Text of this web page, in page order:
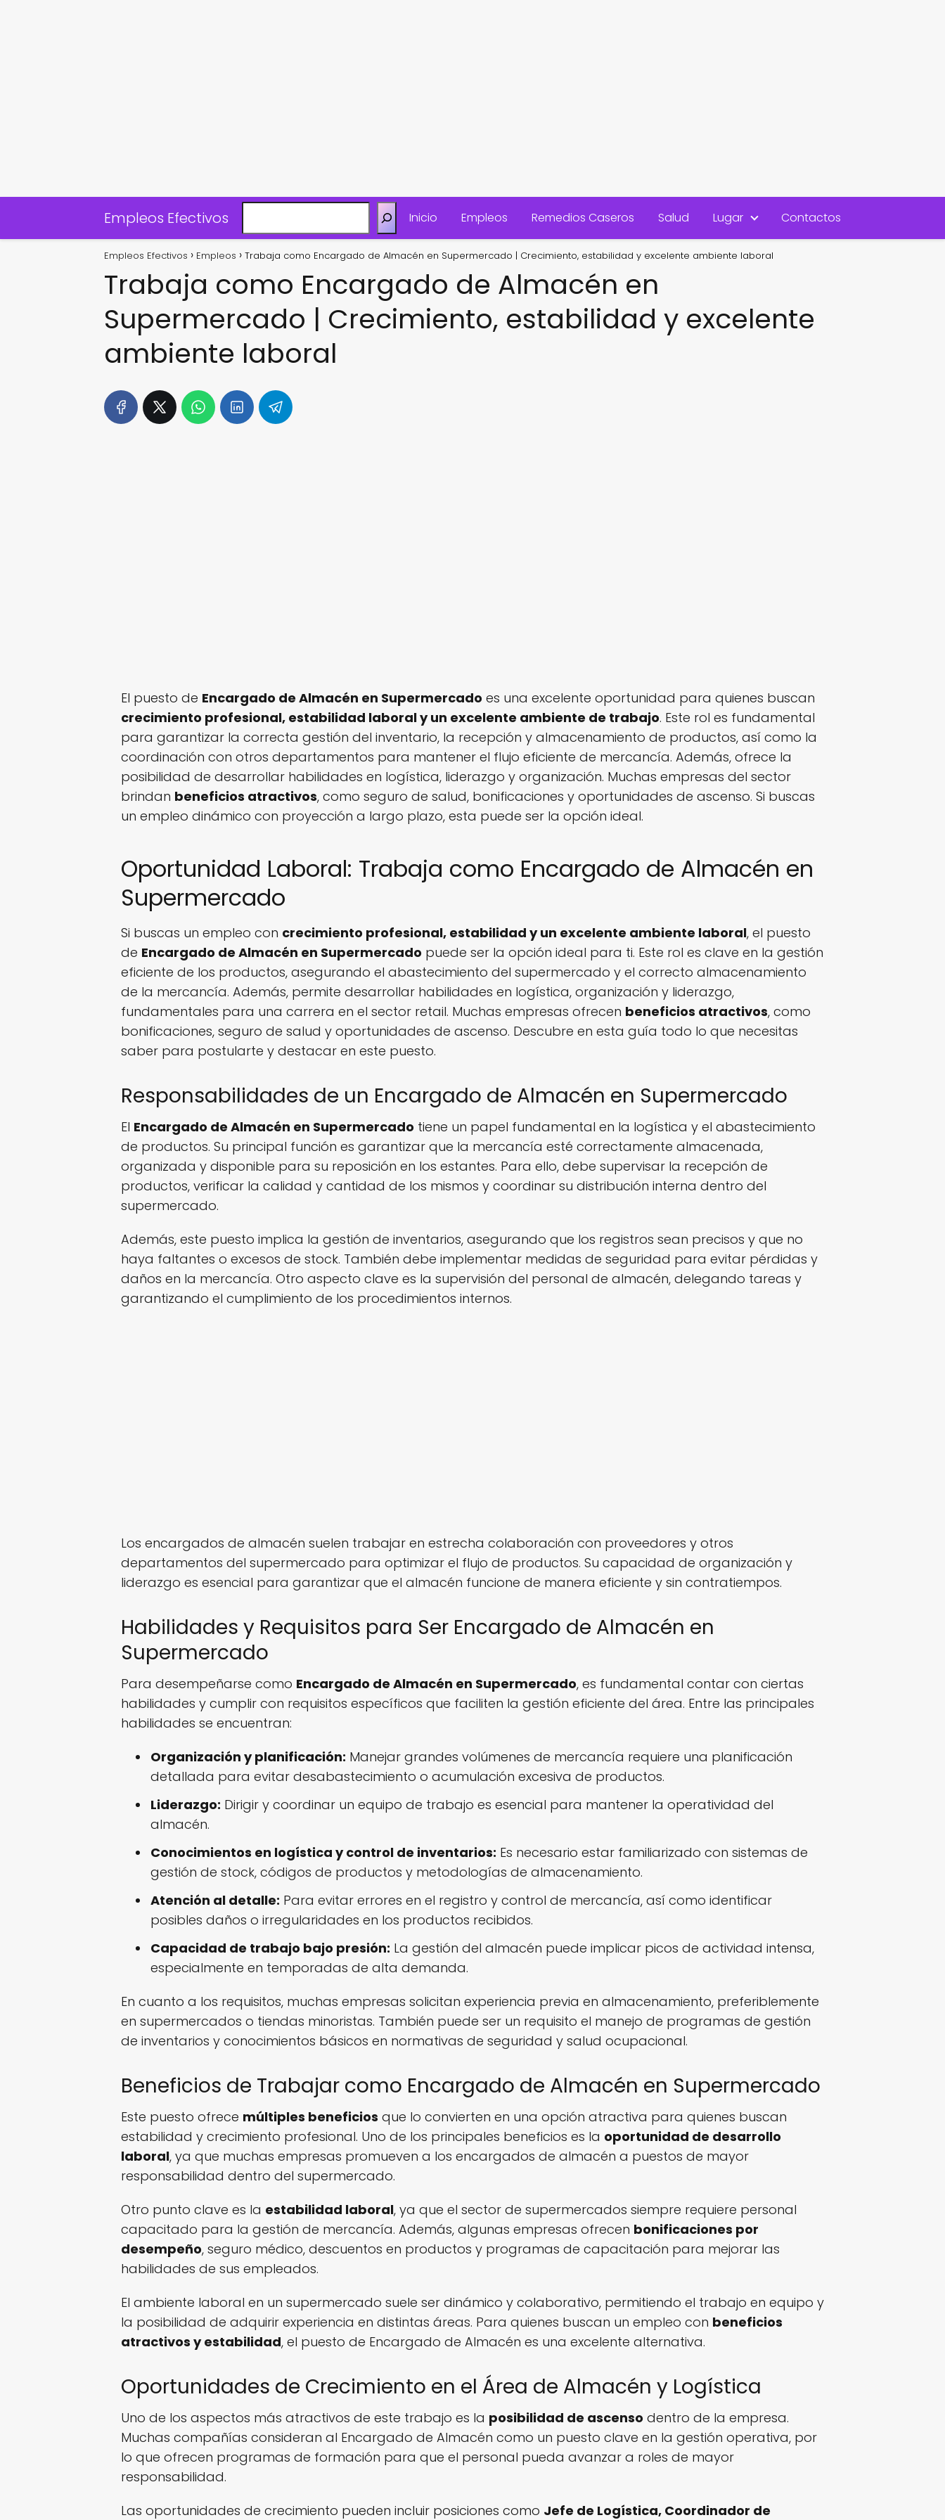
Empleos Efectivos Inicio Empleos Remedios Caseros Salud Lugar Contactos
Empleos Efectivos Empleos Trabaja como Encargado de Almacén en Supermercado | Crecimiento, estabilidad y excelente ambiente laboral
Trabaja como Encargado de Almacén en
Supermercado | Crecimiento, estabilidad y excelente
ambiente laboral
El puesto de Encargado de Almacén en Supermercado es una excelente oportunidad para quienes buscan
crecimiento profesional, estabilidad laboral y un excelente ambiente de trabajo. Este rol es fundamental
para garantizar la correcta gestión del inventario, la recepción y almacenamiento de productos, así como la
coordinación con otros departamentos para mantener el flujo eficiente de mercancía. Además, ofrece la
posibilidad de desarrollar habilidades en logística, liderazgo y organización. Muchas empresas del sector
brindan beneficios atractivos, como seguro de salud, bonificaciones y oportunidades de ascenso. Si buscas
un empleo dinámico con proyección a largo plazo, esta puede ser la opción ideal.
Oportunidad Laboral: Trabaja como Encargado de Almacén en
Supermercado
Si buscas un empleo con crecimiento profesional, estabilidad y un excelente ambiente laboral, el puesto
de Encargado de Almacén en Supermercado puede ser la opción ideal para ti. Este rol es clave en la gestión
eficiente de los productos, asegurando el abastecimiento del supermercado y el correcto almacenamiento
de la mercancía. Además, permite desarrollar habilidades en logística, organización y liderazgo,
fundamentales para una carrera en el sector retail. Muchas empresas ofrecen beneficios atractivos, como
bonificaciones, seguro de salud y oportunidades de ascenso. Descubre en esta guía todo lo que necesitas
saber para postularte y destacar en este puesto.
Responsabilidades de un Encargado de Almacén en Supermercado
El Encargado de Almacén en Supermercado tiene un papel fundamental en la logística y el abastecimiento
de productos. Su principal función es garantizar que la mercancía esté correctamente almacenada,
organizada y disponible para su reposición en los estantes. Para ello, debe supervisar la recepción de
productos, verificar la calidad y cantidad de los mismos y coordinar su distribución interna dentro del
supermercado.
Además, este puesto implica la gestión de inventarios, asegurando que los registros sean precisos y que no
haya faltantes o excesos de stock. También debe implementar medidas de seguridad para evitar pérdidas y
daños en la mercancía. Otro aspecto clave es la supervisión del personal de almacén, delegando tareas y
garantizando el cumplimiento de los procedimientos internos.
Los encargados de almacén suelen trabajar en estrecha colaboración con proveedores y otros
departamentos del supermercado para optimizar el flujo de productos. Su capacidad de organización y
liderazgo es esencial para garantizar que el almacén funcione de manera eficiente y sin contratiempos.
Habilidades y Requisitos para Ser Encargado de Almacén en
Supermercado
Para desempeñarse como Encargado de Almacén en Supermercado, es fundamental contar con ciertas
habilidades y cumplir con requisitos específicos que faciliten la gestión eficiente del área. Entre las principales
habilidades se encuentran:
Organización y planificación: Manejar grandes volúmenes de mercancía requiere una planificación
detallada para evitar desabastecimiento o acumulación excesiva de productos.
Liderazgo: Dirigir y coordinar un equipo de trabajo es esencial para mantener la operatividad del
almacén.
Conocimientos en logística y control de inventarios: Es necesario estar familiarizado con sistemas de
gestión de stock, códigos de productos y metodologías de almacenamiento.
Atención al detalle: Para evitar errores en el registro y control de mercancía, así como identificar
posibles daños o irregularidades en los productos recibidos.
Capacidad de trabajo bajo presión: La gestión del almacén puede implicar picos de actividad intensa,
especialmente en temporadas de alta demanda.
En cuanto a los requisitos, muchas empresas solicitan experiencia previa en almacenamiento, preferiblemente
en supermercados o tiendas minoristas. También puede ser un requisito el manejo de programas de gestión
de inventarios y conocimientos básicos en normativas de seguridad y salud ocupacional.
Beneficios de Trabajar como Encargado de Almacén en Supermercado
Este puesto ofrece múltiples beneficios que lo convierten en una opción atractiva para quienes buscan
estabilidad y crecimiento profesional. Uno de los principales beneficios es la oportunidad de desarrollo
laboral, ya que muchas empresas promueven a los encargados de almacén a puestos de mayor
responsabilidad dentro del supermercado.
Otro punto clave es la estabilidad laboral, ya que el sector de supermercados siempre requiere personal
capacitado para la gestión de mercancía. Además, algunas empresas ofrecen bonificaciones por
desempeño, seguro médico, descuentos en productos y programas de capacitación para mejorar las
habilidades de sus empleados.
El ambiente laboral en un supermercado suele ser dinámico y colaborativo, permitiendo el trabajo en equipo y
la posibilidad de adquirir experiencia en distintas áreas. Para quienes buscan un empleo con beneficios
atractivos y estabilidad, el puesto de Encargado de Almacén es una excelente alternativa.
Oportunidades de Crecimiento en el Área de Almacén y Logística
Uno de los aspectos más atractivos de este trabajo es la posibilidad de ascenso dentro de la empresa.
Muchas compañías consideran al Encargado de Almacén como un puesto clave en la gestión operativa, por
lo que ofrecen programas de formación para que el personal pueda avanzar a roles de mayor
responsabilidad.
Las oportunidades de crecimiento pueden incluir posiciones como Jefe de Logística, Coordinador de